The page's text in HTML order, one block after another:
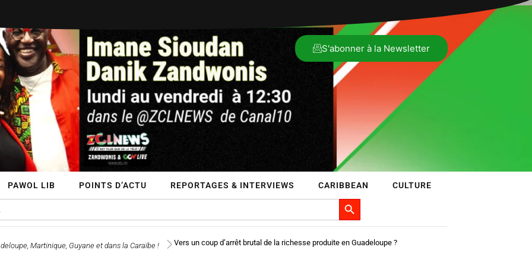
S'abonner à la Newsletter
PAWOL LIB POINTS D’ACTU REPORTAGES & INTERVIEWS CARIBBEAN CULTURE
Search Button
Martinique, Guyane et dans la Caraïbe ! Vers un coup d’arrêt brutal de la richesse produite en Guadeloupe ?